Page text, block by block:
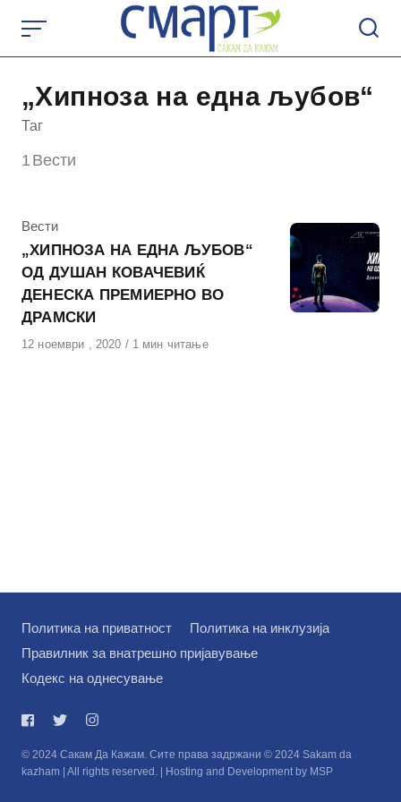
content
„Хипноза на една љубов“
Таг
1 Вести
КАтегорија
Вести
„ХИПНОЗА НА ЕДНА ЉУБОВ“
ОД ДУШАН КОВАЧЕВИЌ
ДЕНЕСКА ПРЕМИЕРНО ВО
ДРАМСКИ
Објавено
12 ноември , 2020 1 мин читање
Политика на приватност
Политика на инклузија
Правилник за внатрешно пријавување
Кодекс на однесување
© 2024 Сакам Да Кажам. Сите права задржани © 2024 Sakam da
kazham | All rights reserved. | Hosting and Development by MSP